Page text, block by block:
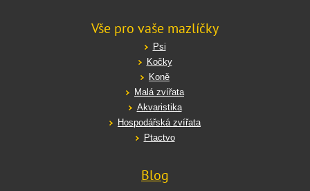
Vše pro vaše mazlíčky
Psi
Kočky
Koně
Malá zvířata
Akvaristika
Hospodářská zvířata
Ptactvo
Blog